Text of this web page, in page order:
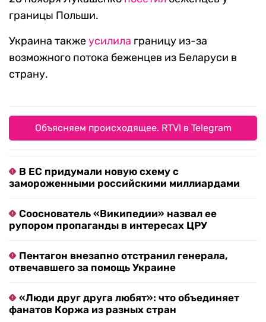
границы Польши.
Украина такжеусилила границу из-за
возможного потока беженцев из Беларуси в
страну.
Объясняем происходящее. RTVI в Telegram
В ЕС придумали новую схему с
замороженными российскими миллиардами
Сооснователь «Википедии» назвал ее
рупором пропаганды в интересах ЦРУ
Пентагон внезапно отстранил генерала,
отвечавшего за помощь Украине
«Люди друг друга любят»: что объединяет
фанатов Коржа из разных стран